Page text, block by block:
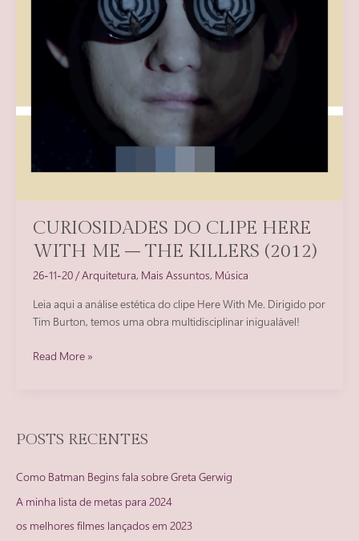
CURIOSIDADES DO CLIPE HERE
WITH ME – THE KILLERS (2012)
26-11-20/Arquitetura, Mais Assuntos, Música
Leia aqui a análise estética do clipe Here With Me. Dirigido por
Tim Burton, temos uma obra multidisciplinar inigualável!
Curiosidades
Me
The
Killers
Read More »
POSTS RECENTES
Como Batman Begins fala sobre Greta Gerwig
A minha lista de metas para 2024
os melhores filmes lançados em 2023